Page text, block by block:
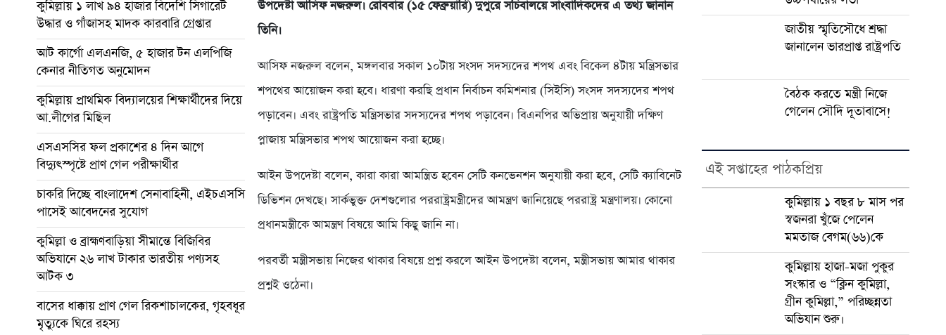
কুমিল্লায় ১ লাখ ৯৪ হাজার বিদেশি সিগারেট
উদ্ধার ও গাঁজাসহ মাদক কারবারি গ্রেপ্তার
আট কার্গো এলএনজি, ৫ হাজার টন এলপিজি
কেনার নীতিগত অনুমোদন
কুমিল্লায় প্রাথমিক বিদ্যালয়ের শিক্ষার্থীদের দিয়ে
আ.লীগের মিছিল
এসএসসির ফল প্রকাশের ৪ দিন আগে
বিদ্যুৎস্পৃষ্টে প্রাণ গেল পরীক্ষার্থীর
চাকরি দিচ্ছে বাংলাদেশ সেনাবাহিনী, এইচএসসি
পাসেই আবেদনের সুযোগ
কুমিল্লা ও ব্রাহ্মণবাড়িয়া সীমান্তে বিজিবির
অভিযানে ২৬ লাখ টাকার ভারতীয় পণ্যসহ
আটক ৩
বাসের ধাক্কায় প্রাণ গেল রিকশাচালকের, গৃহবধূর
মৃত্যুকে ঘিরে রহস্য
উপদেষ্টা আসিফ নজরুল। রোববার (১৫ ফেব্রুয়ারি) দুপুরে সচিবালয়ে সাংবাদিকদের এ তথ্য জানান
তিনি।
আসিফ নজরুল বলেন, মঙ্গলবার সকাল ১০টায় সংসদ সদস্যদের শপথ এবং বিকেল ৪টায় মন্ত্রিসভার
শপথের আয়োজন করা হবে। ধারণা করছি প্রধান নির্বাচন কমিশনার (সিইসি) সংসদ সদস্যদের শপথ
পড়াবেন। এবং রাষ্ট্রপতি মন্ত্রিসভার সদস্যদের শপথ পড়াবেন। বিএনপির অভিপ্রায় অনুযায়ী দক্ষিণ
প্লাজায় মন্ত্রিসভার শপথ আয়োজন করা হচ্ছে।
আইন উপদেষ্টা বলেন, কারা কারা আমন্ত্রিত হবেন সেটি কনভেনশন অনুযায়ী করা হবে, সেটি ক্যাবিনেট
ডিভিশন দেখছে। সার্কভুক্ত দেশগুলোর পররাষ্ট্রমন্ত্রীদের আমন্ত্রণ জানিয়েছে পররাষ্ট্র মন্ত্রণালয়। কোনো
প্রধানমন্ত্রীকে আমন্ত্রণ বিষয়ে আমি কিছু জানি না।
পরবর্তী মন্ত্রীসভায় নিজের থাকার বিষয়ে প্রশ্ন করলে আইন উপদেষ্টা বলেন, মন্ত্রীসভায় আমার থাকার
প্রশ্নই ওঠেনা।
জাতীয় স্মৃতিসৌধে শ্রদ্ধা
জানালেন ভারপ্রাপ্ত রাষ্ট্রপতি
বৈঠক করতে মন্ত্রী নিজে
গেলেন সৌদি দূতাবাসে!
এই সপ্তাহের পাঠকপ্রিয়
কুমিল্লায় ১ বছর ৮ মাস পর
স্বজনরা খুঁজে পেলেন
মমতাজ বেগম(৬৬)কে
কুমিল্লায় হাজা-মজা পুকুর
সংস্কার ও “ক্লিন কুমিল্লা,
গ্রীন কুমিল্লা,” পরিচ্ছন্নতা
অভিযান শুরু।